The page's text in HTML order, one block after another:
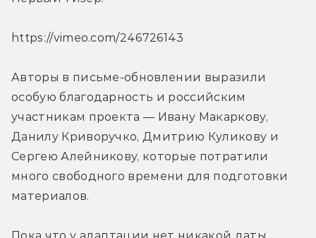
https://vimeo.com/246726143
Авторы в письме-обновлении выразили
особую благодарность и российским
участникам проекта — Ивану Макаркову,
Данилу Криворучко, Дмитрию Куликову и
Сергею Алейникову, которые потратили
много свободного времени для подготовки
материалов.